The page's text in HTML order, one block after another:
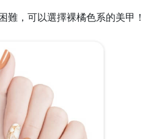
難，可以選擇裸橘色系的美甲！